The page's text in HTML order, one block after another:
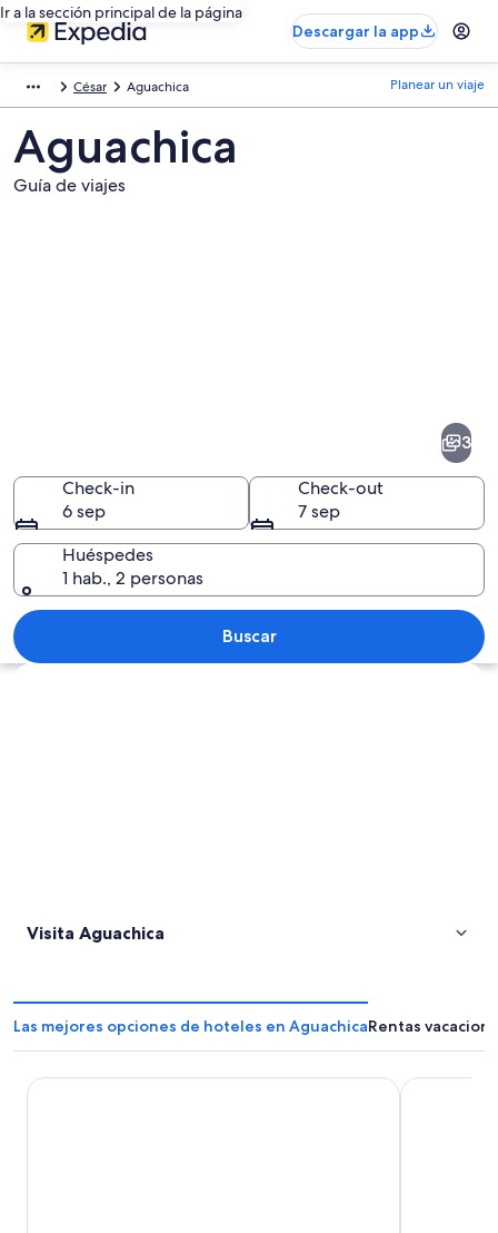
Ir a la sección principal de la página
Descargar la app
César Aguachica Planear un viaje
Aguachica
Guía de viajes
Un paisaje montañoso con bosques
3
Check-in
6 sep
Check-out
7 sep
Huéspedes
1 hab., 2 personas
Buscar
Explorar mapa
Visita Aguachica
Las mejores opciones de hoteles en AguachicaRentas
Awa House Hotel Hotel